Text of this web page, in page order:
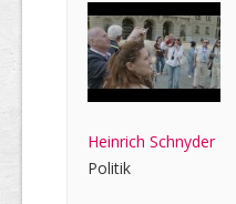
Heinrich Schnyder
Politik